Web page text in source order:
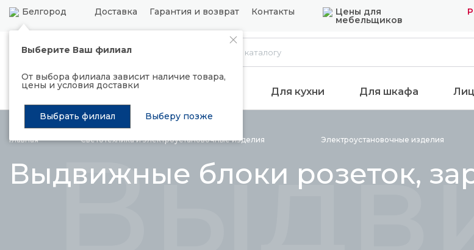
Белгород Доставка Гарантия и возврат Контакты Цены для
мебельщиков
Выберите Ваш филиал
От выбора филиала зависит наличие товара,
цены и условия доставки
Выбрать филиал Выберу позже
Каталог
Распродажа Подъемные механизмы Для кухни Для шкафа
Главная Светотехника и электроустановочныеизделия Электроустановочные изделия
Выдвижные блоки розеток,